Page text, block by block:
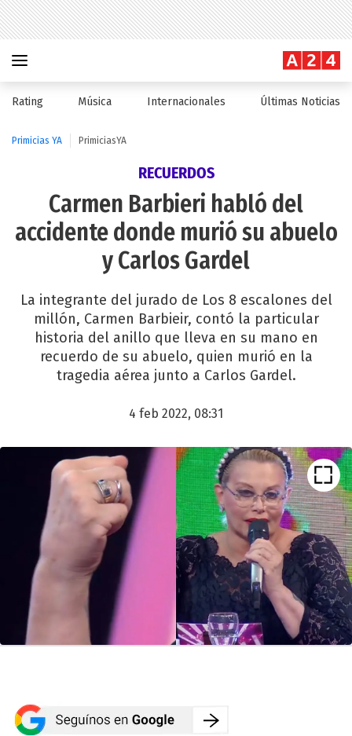
Rating Música Internacionales Últimas Noticias
Primicias YA PrimiciasYA
RECUERDOS
Carmen Barbieri habló del
accidente donde murió su abuelo
y Carlos Gardel
La integrante del jurado de Los 8 escalones del
millón, Carmen Barbieir, contó la particular
historia del anillo que lleva en su mano en
recuerdo de su abuelo, quien murió en la
tragedia aérea junto a Carlos Gardel.
4 feb 2022, 08:31